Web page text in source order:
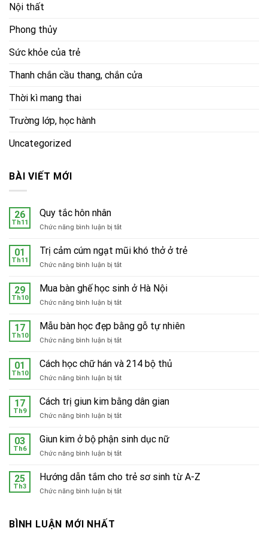
Nội thất
Phong thủy
Sức khỏe của trẻ
Thanh chắn cầu thang, chắn cửa
Thời kì mang thai
Trường lớp, học hành
Uncategorized
BÀI VIẾT MỚI
26
Th11
Quy tắc hôn nhân
Chức năng bình luận bị tắtở
tắc
nhân
01
Th11
Trị cảm cúm ngạt mũi khó thở ở trẻ
Chức năng bình luận bị tắtở
cảm
ngạt
khó
29
Th10
Mua bàn ghế học sinh ở Hà Nội
Chức năng bình luận bị tắtở
bàn
ghế
học
ở
17
Th10
Mẫu bàn học đẹp bằng gỗ tự nhiên
Chức năng bình luận bị tắtở
bàn
đẹp
gỗ
01
Th10
Cách học chữ hán và 214 bộ thủ
Chức năng bình luận bị tắtở
học
chữ
hán
214
17
Th9
Cách trị giun kim bằng dân gian
Chức năng bình luận bị tắtở
trị
kim
dân
03
Th6
Giun kim ở bộ phận sinh dục nữ
Chức năng bình luận bị tắtở
kim
bộ
25
Th3
Hướng dẫn tắm cho trẻ sơ sinh từ A-Z
Chức năng bình luận bị tắtở
BÌNH LUẬN MỚI NHẤT